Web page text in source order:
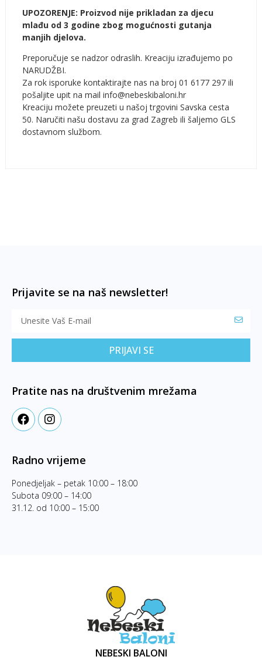
UPOZORENJE: Proizvod nije prikladan za djecu
mlađu od 3 godine zbog mogućnosti gutanja
manjih djelova.
Preporučuje se nadzor odraslih. Kreaciju izrađujemo po
NARUDŽBI.
Za rok isporuke kontaktirajte nas na broj 01 6177 297 ili
pošaljite upit na mail info@nebeskibaloni.hr
Kreaciju možete preuzeti u našoj trgovini Savska cesta
50. Naručiti našu dostavu za grad Zagreb ili šaljemo GLS
dostavnom službom.
Prijavite se na naš newsletter!
PRIJAVI SE
Pratite nas na društvenim mrežama
Radno vrijeme
Ponedjeljak – petak 10:00 – 18:00
Subota 09:00 – 14:00
31.12. od 10:00 – 15:00
NEBESKI BALONI